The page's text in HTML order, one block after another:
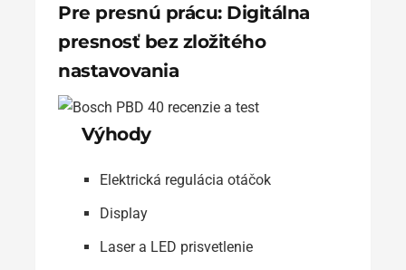
Pre presnú prácu: Digitálna
presnosť bez zložitého
nastavovania
Výhody
Elektrická regulácia otáčok
Display
Laser a LED prisvetlenie